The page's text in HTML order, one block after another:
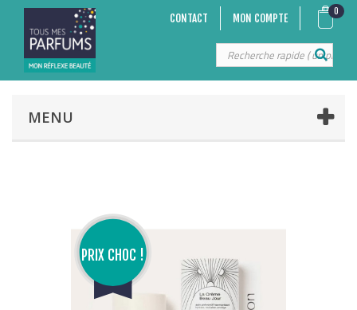
0
CONTACT MON COMPTE
MENU
PRIX CHOC !